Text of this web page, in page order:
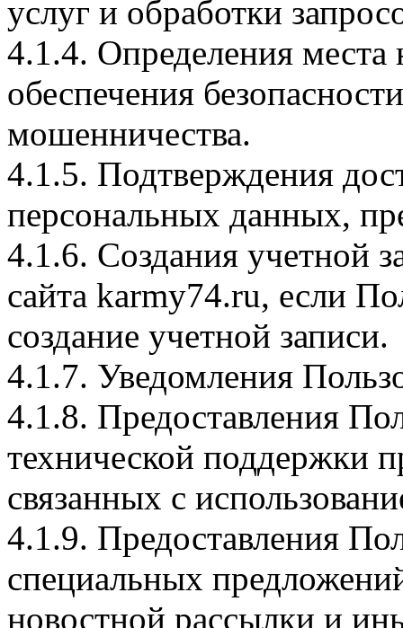
услуг и обработки
4.1.4. Определения места
обеспечения
мошенничества.
4.1.5. Подтверждения
персональных данных,
4.1.6. Создания учетной
сайта karmy74.ru, если
создание учетной записи.
4.1.7. Уведомления
4.1.8. Предоставления
технической поддержки
связанных с
4.1.9. Предоставления
специальных
новостной рассылки и